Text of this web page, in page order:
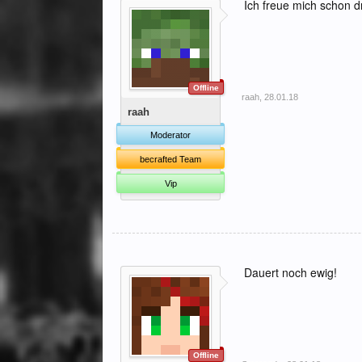
Offline
raah
Moderator
becrafted Team
Vip
Ich freue mich schon
raah 28.01.18
Offline
Dauert noch ewig!